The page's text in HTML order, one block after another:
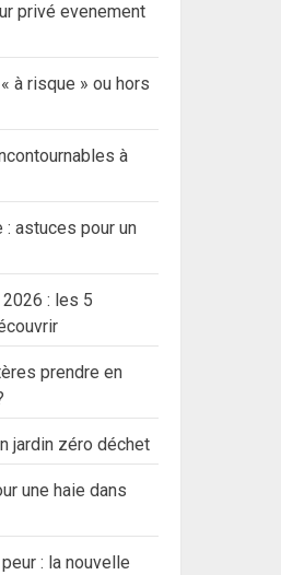
privé evenement
à risque » ou hors
à
astuces pour un
: les 5
prendre en
jardin zéro déchet
une haie dans
: la nouvelle